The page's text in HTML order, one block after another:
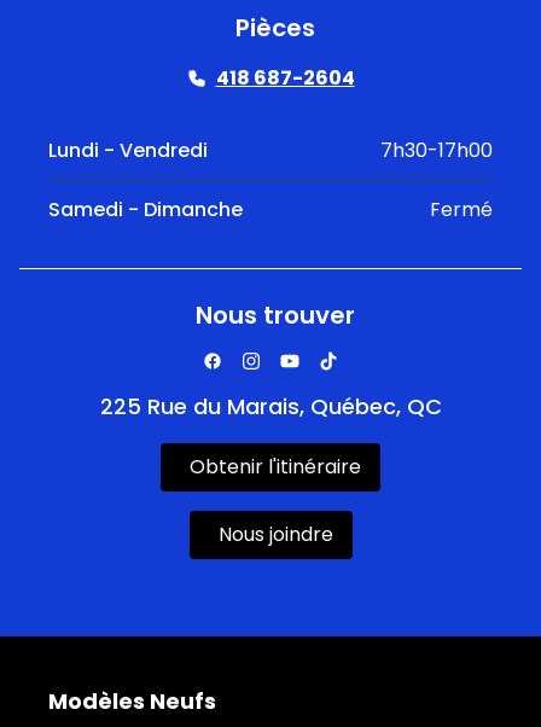
Pièces
418 687-2604
Lundi - Vendredi 7h30-17h00
Samedi - Dimanche Fermé
Nous trouver
225 Rue du Marais, Québec, QC
Obtenir l'itinéraire
Nous joindre
Modèles Neufs